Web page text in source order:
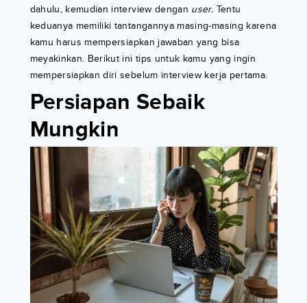
dahulu, kemudian interview dengan user. Tentu
keduanya memiliki tantangannya masing-masing karena
kamu harus mempersiapkan jawaban yang bisa
meyakinkan. Berikut ini tips untuk kamu yang ingin
mempersiapkan diri sebelum interview kerja pertama.
Persiapan Sebaik
Mungkin